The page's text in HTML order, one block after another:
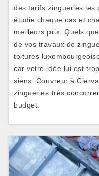
des tarifs zingueries les
étudie chaque cas et
meilleurs prix. Quels
de vos travaux de
toitures
car votre idée lui est
siens. Couvreur à
zingueries très
budget.